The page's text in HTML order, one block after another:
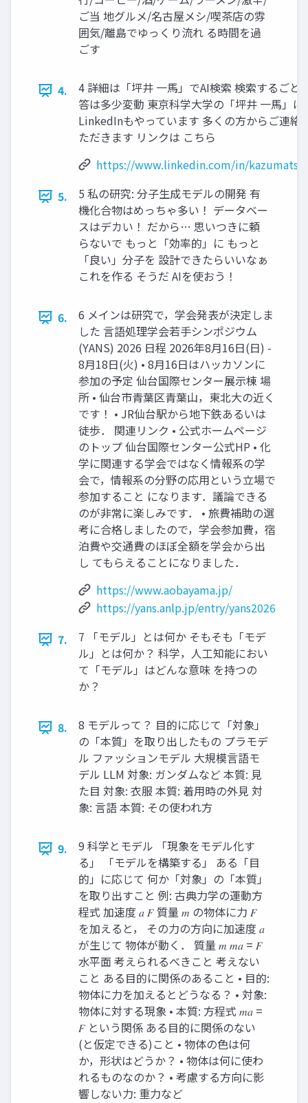
ご当 地グルメ/名古屋メシ/喫茶店の雰
囲気/離島でゆっくり流れ る時間を過
ごす
4.
4 詳細は「坪井 一馬」でAI検索 検索するごと
答は多少変動 東京科学大学の「坪井 一馬」は
LinkedInもやっています 多くの方からご連絡
ただきます リンクは こちら
https://www.linkedin.com/in/
5.
5 私の研究: 分子生成モデルの開発 有
機化合物はめっちゃ多い！ データベー
スはデカい！ だから… 思いつきに頼
らないで もっと「効率的」に もっと
「良い」分子を 設計できたらいいなぁ
これを作る そうだ AIを使おう！
6.
6 メインは研究で，学会発表が決定しま
した 言語処理学会若手シンポジウム
(YANS) 2026 日程 2026年8月16日(日) -
8月18日(火) • 8月16日はハッカソンに
参加の予定 仙台国際センター展示棟 場
所 • 仙台市青葉区青葉山，東北大の近く
です！ • JR仙台駅から地下鉄あるいは
徒歩． 関連リンク • 公式ホームページ
のトップ 仙台国際センター公式HP • 化
学に関連する学会ではなく情報系の学
会で，情報系の分野の応用という立場で
参加すること になります．議論できる
のが非常に楽しみです． • 旅費補助の選
考に合格しましたので，学会参加費，宿
泊費や交通費のほぼ全額を学会から出
し てもらえることになりました．
https://www.aobayama.jp/
https://yans.anlp.jp/entry/yans2026
7.
7 「モデル」とは何か そもそも「モデ
ル」とは何か？ 科学，人工知能におい
て「モデル」はどんな意味 を持つの
か？
8.
8 モデルって？ 目的に応じて「対象」
の「本質」を取り出したもの プラモデ
ル ファッションモデル 大規模言語モ
デル LLM 対象: ガンダムなど 本質: 見
た目 対象: 衣服 本質: 着用時の外見 対
象: 言語 本質: その使われ方
9.
9 科学とモデル 「現象をモデル化す
る」 「モデルを構築する」 ある「目
的」に応じて 何か「対象」の「本質」
を取り出すこと 例: 古典力学の運動方
程式 加速度 𝑎 𝐹 質量 𝑚 の物体に力 𝐹
を加えると， その力の方向に加速度 𝑎
が生じて 物体が動く． 質量 𝑚 𝑚𝑎 = 𝐹
水平面 考えられるべきこと 考えない
こと ある目的に関係のあること • 目的:
物体に力を加えるとどうなる？ • 対象:
物体に対する現象 • 本質: 方程式 𝑚𝑎 =
𝐹 という関係 ある目的に関係のない
(と仮定できる)こと • 物体の色は何
か，形状はどうか？ • 物体は何に使わ
れるものなのか？ • 考慮する方向に影
響しない力: 重力など